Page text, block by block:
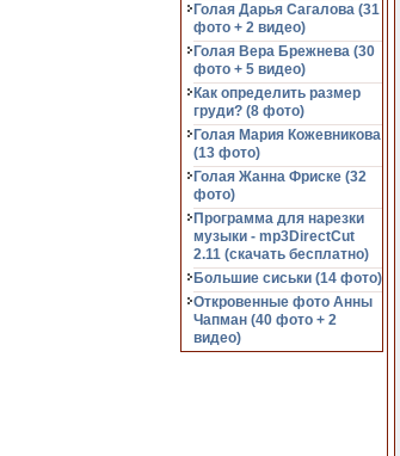
Голая Дарья Сагалова (31
фото + 2 видео)
Голая Вера Брежнева (30
фото + 5 видео)
Как определить размер
груди? (8 фото)
Голая Мария Кожевникова
(13 фото)
Голая Жанна Фриске (32
фото)
Программа для нарезки
музыки - mp3DirectCut
2.11 (cкачать бесплатно)
Большие сиськи (14 фото)
Откровенные фото Анны
Чапман (40 фото + 2
видео)